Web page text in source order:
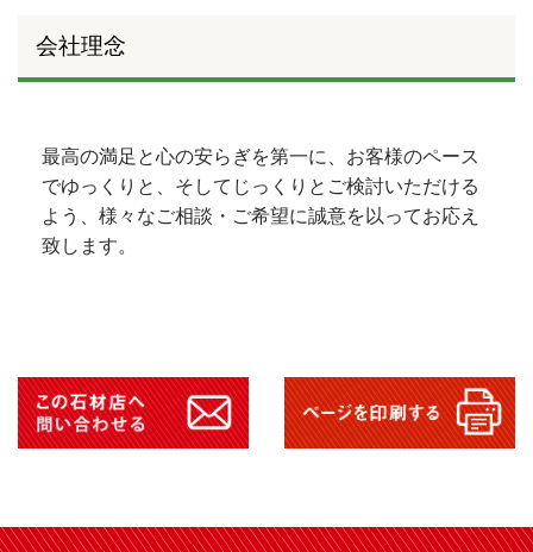
会社理念
最高の満足と心の安らぎを第一に、お客様のペース
でゆっくりと、そしてじっくりとご検討いただける
よう、様々なご相談・ご希望に誠意を以ってお応え
致します。